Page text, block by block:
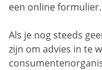
een online formulier.
Als je nog steeds
zijn om advies in te